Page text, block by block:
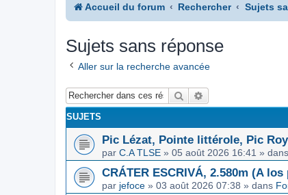
Accueil du forum Rechercher Sujets
Sujets sans réponse
Aller sur la recherche avancée
Rechercher
SUJETS
Pic Lézat, Pointe littérole, Pic
par C.A TLSE » 05 août 2026 16:41 » dans
CRÁTER ESCRIVÁ, 2.580m (A
par jefoce » 03 août 2026 07:38 » dans